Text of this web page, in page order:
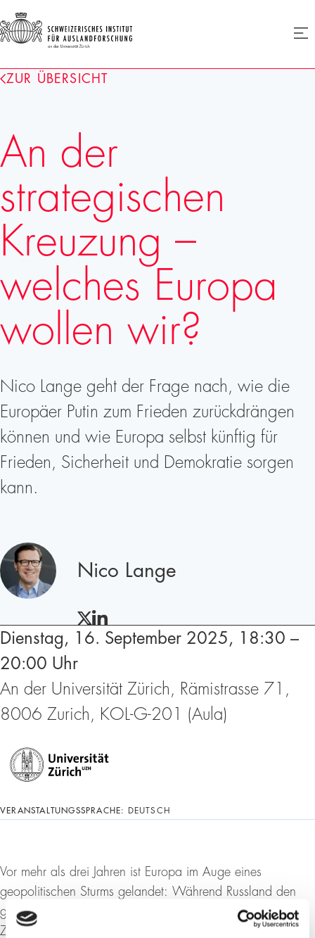
Homepage
ZUR ÜBERSICHT
An der
strategischen
Kreuzung –
welches Europa
wollen wir?
Nico Lange geht der Frage nach, wie die
Europäer Putin zum Frieden zurückdrängen
können und wie Europa selbst künftig für
Frieden, Sicherheit und Demokratie sorgen
kann.
Nico Lange
TWITTERLINKEDIN
Dienstag, 16. September 2025, 18:30 –
20:00 Uhr
An der Universität Zürich, Rämistrasse 71,
8006 Zurich, KOL-G-201 (Aula)
VERANSTALTUNGSSPRACHE: DEUTSCH
Vor mehr als drei Jahren ist Europa im Auge eines
geopolitischen Sturms gelandet: Während Russland den
grössten militärischen Angriffskrieg seit dem Ende des
Zweiten Weltkrieges in Europa gegen die Ukraine vom